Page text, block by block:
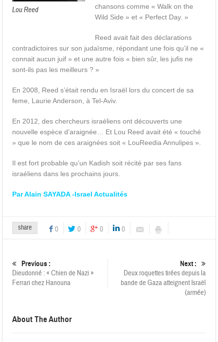
Lou Reed
chansons comme « Walk on the
Wild Side » et « Perfect Day. »
Reed avait fait des déclarations
contradictoires sur son judaïsme, répondant une fois qu’il ne «
connait aucun juif » et une autre fois « bien sûr, les jufis ne
sont-ils pas les meilleurs ? »
En 2008, Reed s’était rendu en Israël lors du concert de sa
feme, Laurie Anderson, à Tel-Aviv.
En 2012, des chercheurs israéliens ont découverts une
nouvelle espèce d’araignée… Et Lou Reed avait été « touché
» que le nom de ces araignées soit « LouReedia Annulipes ».
Il est fort probable qu’un Kadish soit récité par ses fans
israéliens dans les prochains jours.
Par Alain SAYADA -Israel Actualités
share 0 0 0 0
Previous :
Dieudonné : « Chien de Nazi »
Ferrari chez Hanouna
Next :
Deux roquettes tirées depuis la
bande de Gaza atteignent Israël
(armée)
About The Author